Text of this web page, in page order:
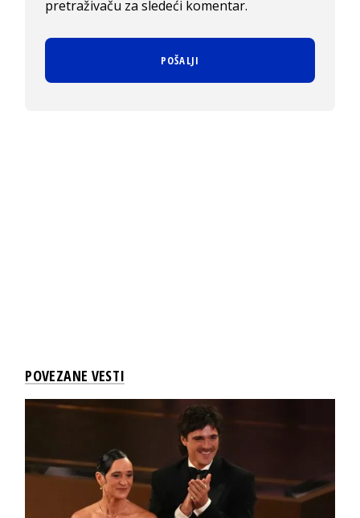
pretraživaču za sledeći komentar.
POVEZANE VESTI